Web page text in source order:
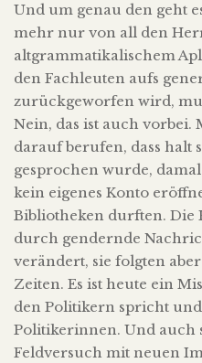
Und um genau den geht
mehr nur von all den
altgrammatikalischem
den Fachleuten aufs
zurückgeworfen wird,
Nein, das ist auch vorbei.
darauf berufen, dass halt
gesprochen wurde,
kein eigenes Konto
Bibliotheken durften. Die
durch gendernde
verändert, sie folgten
Zeiten. Es ist heute ein
den Politikern spricht
Politikerinnen. Und auch
Feldversuch mit neuen